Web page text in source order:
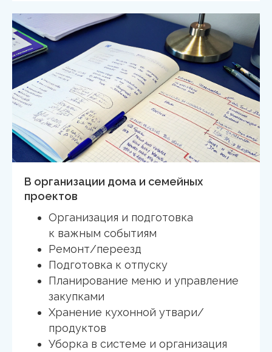
В организации дома и семейных
проектов
Организация и подготовка
к важным событиям
Ремонт/переезд
Подготовка к отпуску
Планирование меню и управление
закупками
Хранение кухонной утвари/
продуктов
Уборка в системе и организация